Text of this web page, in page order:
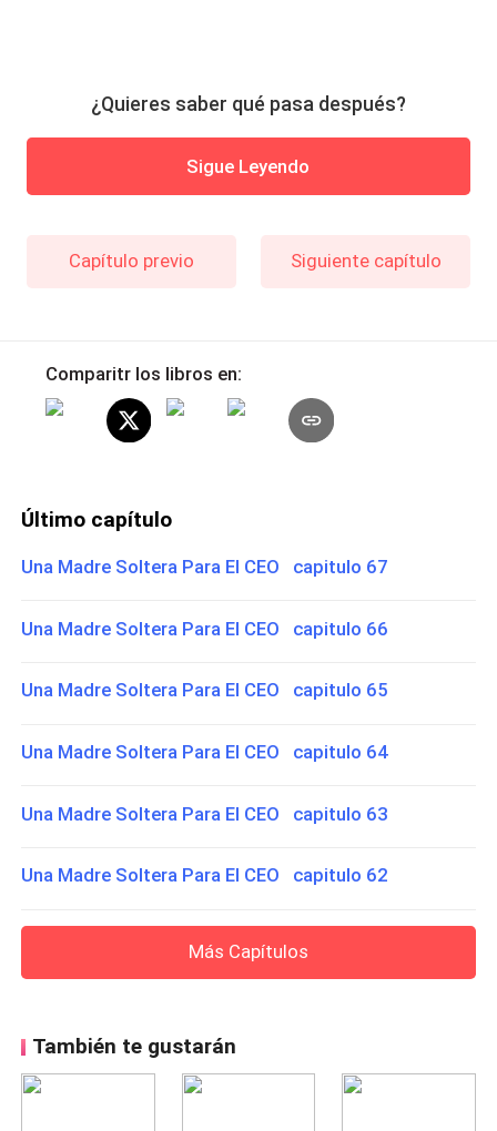
¿Quieres saber qué pasa después?
Sigue Leyendo
Capítulo previo Siguiente capítulo
Comparitr los libros en:
Último capítulo
Una Madre Soltera Para El CEO capitulo 67
Una Madre Soltera Para El CEO capitulo 66
Una Madre Soltera Para El CEO capitulo 65
Una Madre Soltera Para El CEO capitulo 64
Una Madre Soltera Para El CEO capitulo 63
Una Madre Soltera Para El CEO capitulo 62
Más Capítulos
También te gustarán